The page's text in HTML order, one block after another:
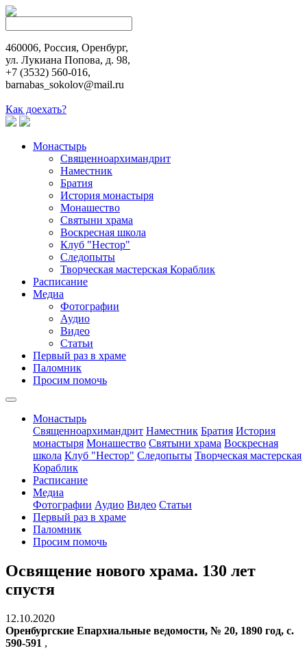
460006, Россия, Оренбург,
ул. Лукиана Попова, д. 98,
+7 (3532) 560-016,
barnabas_sokolov@mail.ru
Как доехать?
Монастырь
Священноархимандрит
Наместник
Братия
История монастыря
Монашество
Cвятыни храма
Воскресная школа
Клуб "Нестор"
Следопыты
Творческая мастерская Кораблик
Расписание
Медиа
Фотографии
Аудио
Видео
Статьи
Первый раз в храме
Паломник
Просим помочь
Монастырь
Священноархимандрит Наместник Братия История
монастыря Монашество Cвятыни храма Воскресная
школа Клуб "Нестор" Следопыты Творческая мастерская
Кораблик
Расписание
Медиа
Фотографии Аудио Видео Статьи
Первый раз в храме
Паломник
Просим помочь
Освящение нового храма. 130 лет
спустя
12.10.2020
Оренбургские Епархиальные ведомости, № 20, 1890 год, с.
590-591 ,